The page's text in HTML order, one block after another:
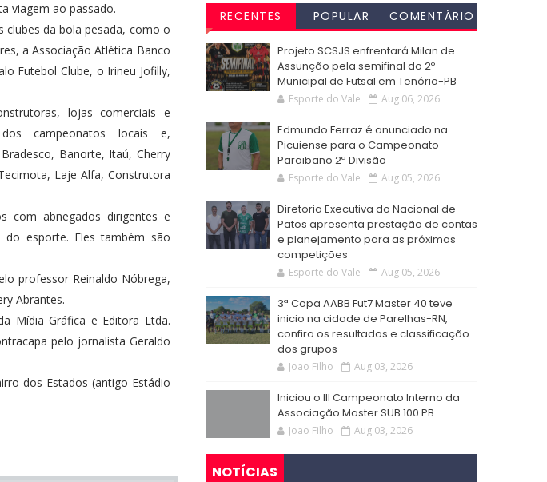
viagem ao passado.
clubes da bola pesada, como o
a Associação Atlética Banco
Futebol Clube, o Irineu Jofilly,
lojas comerciais e
campeonatos locais e,
Banorte, Itaú, Cherry
Laje Alfa, Construtora
com abnegados dirigentes e
esporte. Eles também são
professor Reinaldo Nóbrega,
Abrantes.
Mídia Gráfica e Editora Ltda.
pelo jornalista Geraldo
dos Estados (antigo Estádio
RECENTES POPULAR
COMENTÁRIO
Projeto SCSJS enfrentará Milan de
Assunção pela semifinal do 2º
Municipal de Futsal em Tenório-PB
Esporte do Vale Aug 06, 2026
Edmundo Ferraz é anunciado na
Picuiense para o Campeonato
Paraibano 2ª Divisão
Esporte do Vale Aug 05, 2026
Diretoria Executiva do Nacional de
Patos apresenta prestação de contas
e planejamento para as próximas
competições
Esporte do Vale Aug 05, 2026
3ª Copa AABB Fut7 Master 40 teve
inicio na cidade de Parelhas-RN,
confira os resultados e classificação
dos grupos
Joao Filho Aug 03, 2026
Iniciou o III Campeonato Interno da
Associação Master SUB 100 PB
Joao Filho Aug 03, 2026
NOTÍCIAS